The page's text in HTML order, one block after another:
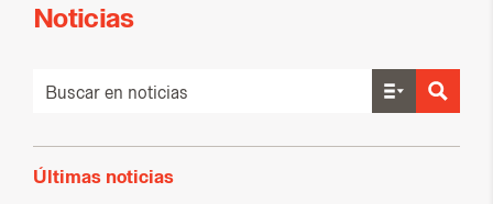
Noticias
Últimas noticias